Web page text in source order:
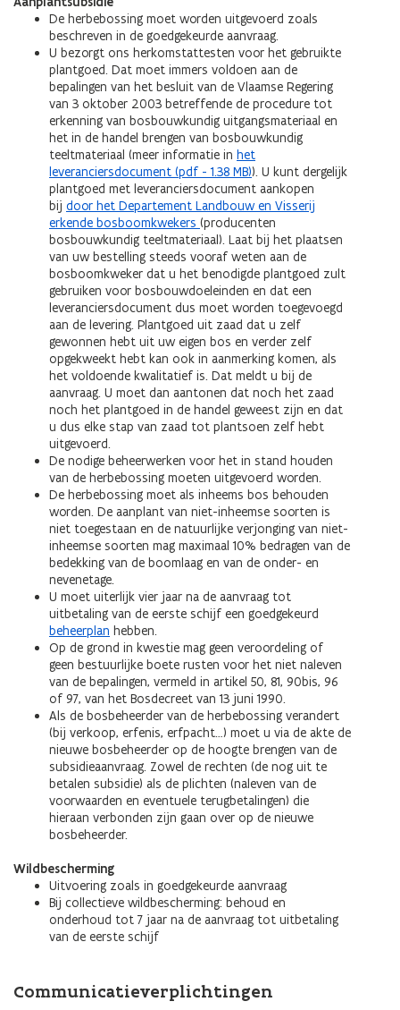
De herbebossing moet worden uitgevoerd zoals
beschreven in de goedgekeurde aanvraag.
U bezorgt ons herkomstattesten voor het gebruikte
plantgoed. Dat moet immers voldoen aan de
bepalingen van het besluit van de Vlaamse Regering
van 3 oktober 2003 betreffende de procedure tot
erkenning van bosbouwkundig uitgangsmateriaal en
het in de handel brengen van bosbouwkundig
teeltmateriaal (meer informatie in het
leveranciersdocument (pdf - 1.38 MB)). U kunt dergelijk
plantgoed met leveranciersdocument aankopen
bij door het Departement Landbouw en Visserij
erkende bosboomkwekers (producenten
bosbouwkundig teeltmateriaal). Laat bij het plaatsen
van uw bestelling steeds vooraf weten aan de
bosboomkweker dat u het benodigde plantgoed zult
gebruiken voor bosbouwdoeleinden en dat een
leveranciersdocument dus moet worden toegevoegd
aan de levering. Plantgoed uit zaad dat u zelf
gewonnen hebt uit uw eigen bos en verder zelf
opgekweekt hebt kan ook in aanmerking komen, als
het voldoende kwalitatief is. Dat meldt u bij de
aanvraag. U moet dan aantonen dat noch het zaad
noch het plantgoed in de handel geweest zijn en dat
u dus elke stap van zaad tot plantsoen zelf hebt
uitgevoerd.
De nodige beheerwerken voor het in stand houden
van de herbebossing moeten uitgevoerd worden.
De herbebossing moet als inheems bos behouden
worden. De aanplant van niet-inheemse soorten is
niet toegestaan en de natuurlijke verjonging van niet-
inheemse soorten mag maximaal 10% bedragen van de
bedekking van de boomlaag en van de onder- en
nevenetage.
U moet uiterlijk vier jaar na de aanvraag tot
uitbetaling van de eerste schijf een goedgekeurd
beheerplan hebben.
Op de grond in kwestie mag geen veroordeling of
geen bestuurlijke boete rusten voor het niet naleven
van de bepalingen, vermeld in artikel 50, 81, 90bis, 96
of 97, van het Bosdecreet van 13 juni 1990.
Als de bosbeheerder van de herbebossing verandert
(bij verkoop, erfenis, erfpacht…) moet u via de akte de
nieuwe bosbeheerder op de hoogte brengen van de
subsidieaanvraag. Zowel de rechten (de nog uit te
betalen subsidie) als de plichten (naleven van de
voorwaarden en eventuele terugbetalingen) die
hieraan verbonden zijn gaan over op de nieuwe
bosbeheerder.
Wildbescherming
Uitvoering zoals in goedgekeurde aanvraag
Bij collectieve wildbescherming: behoud en
onderhoud tot 7 jaar na de aanvraag tot uitbetaling
van de eerste schijf
Communicatieverplichtingen